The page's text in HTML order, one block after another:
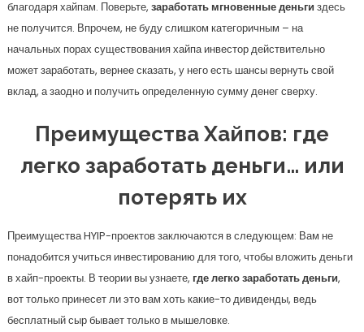
благодаря хайпам. Поверьте, заработать мгновенные деньги здесь
не получится. Впрочем, не буду слишком категоричным – на
начальных порах существования хайпа инвестор действительно
может заработать, вернее сказать, у него есть шансы вернуть свой
вклад, а заодно и получить определенную сумму денег сверху.
Преимущества Хайпов: где
легко заработать деньги… или
потерять их
Преимущества HYIP-проектов заключаются в следующем: Вам не
понадобится учиться инвестированию для того, чтобы вложить деньги
в хайп-проекты. В теории вы узнаете, где легко заработать деньги,
вот только принесет ли это вам хоть какие-то дивиденды, ведь
бесплатный сыр бывает только в мышеловке.